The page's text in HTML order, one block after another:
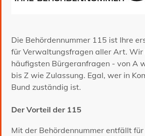
Die Behördennummer 115 ist Ihre
für Verwaltungsfragen aller Art.
häufigsten Bürgeranfragen - von A
bis Z wie Zulassung. Egal, wer in
Bund zuständig ist.
Der Vorteil der 115
Mit der Behördennummer entfällt für